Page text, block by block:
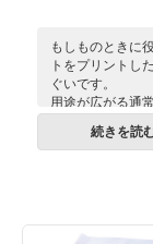
もしものときに
トをプリントし
ぐいです。
用途が広がる通
長いサイズの手
続きを読